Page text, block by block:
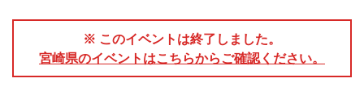
※ このイベントは終了しました。
宮崎県のイベントはこちらからご確認ください。